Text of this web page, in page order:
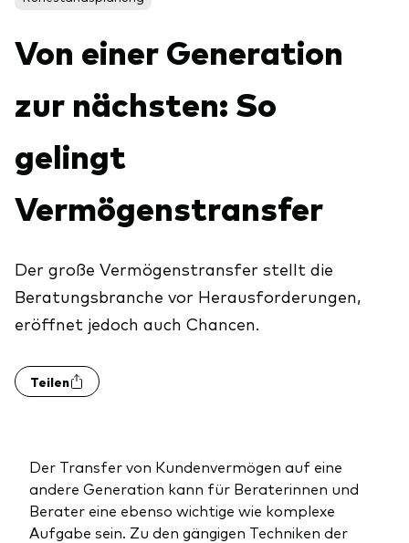
Aktien
Aktive Fonds
ESG / SRI
ETFs
Indexfonds
LifeStrategy
Multi-asset
Money market
Investieren mit uns
Vanguard Produkte kaufen
Marktausblick 2026
Säulen
Kundenbeziehungen
Financial Planning
Investment Know how
Marktkommentare
Kontakt
Betrugsprävention
Von einer Generation
zur nächsten: So
gelingt
Vermögenstransfer
Der große Vermögenstransfer stellt die
Beratungsbranche vor Herausforderungen,
eröffnet jedoch auch Chancen.
Teilen
Der Transfer von Kundenvermögen auf eine
andere Generation kann für Beraterinnen und
Berater eine ebenso wichtige wie komplexe
Aufgabe sein. Zu den gängigen Techniken der